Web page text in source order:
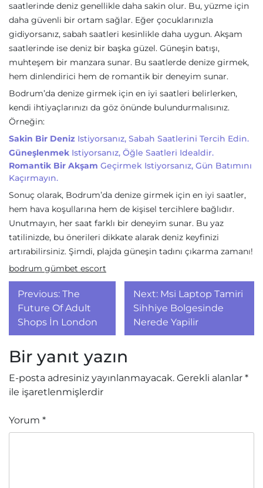
saatlerinde deniz genellikle daha sakin olur. Bu, yüzme için
daha güvenli bir ortam sağlar. Eğer çocuklarınızla
gidiyorsanız, sabah saatleri kesinlikle daha uygun. Akşam
saatlerinde ise deniz bir başka güzel. Güneşin batışı,
muhteşem bir manzara sunar. Bu saatlerde denize girmek,
hem dinlendirici hem de romantik bir deneyim sunar.
Bodrum’da denize girmek için en iyi saatleri belirlerken,
kendi ihtiyaçlarınızı da göz önünde bulundurmalısınız.
Örneğin:
Sakin Bir Deniz Istiyorsanız, Sabah Saatlerini Tercih Edin.
Güneşlenmek Istiyorsanız, Öğle Saatleri Idealdir.
Romantik Bir Akşam Geçirmek Istiyorsanız, Gün Batımını
Kaçırmayın.
Sonuç olarak, Bodrum’da denize girmek için en iyi saatler,
hem hava koşullarına hem de kişisel tercihlere bağlıdır.
Unutmayın, her saat farklı bir deneyim sunar. Bu yaz
tatilinizde, bu önerileri dikkate alarak deniz keyfinizi
artırabilirsiniz. Şimdi, plajda güneşin tadını çıkarma zamanı!
bodrum gümbet escort
Yazı
gezinmesi
Previous: The
Future Of Adult
Shops İn London
Next: Msi Laptop Tamiri
Sihhiye Bolgesinde
Nerede Yapilir
Bir yanıt yazın
E-posta adresiniz yayınlanmayacak. Gerekli alanlar *
ile işaretlenmişlerdir
Yorum *